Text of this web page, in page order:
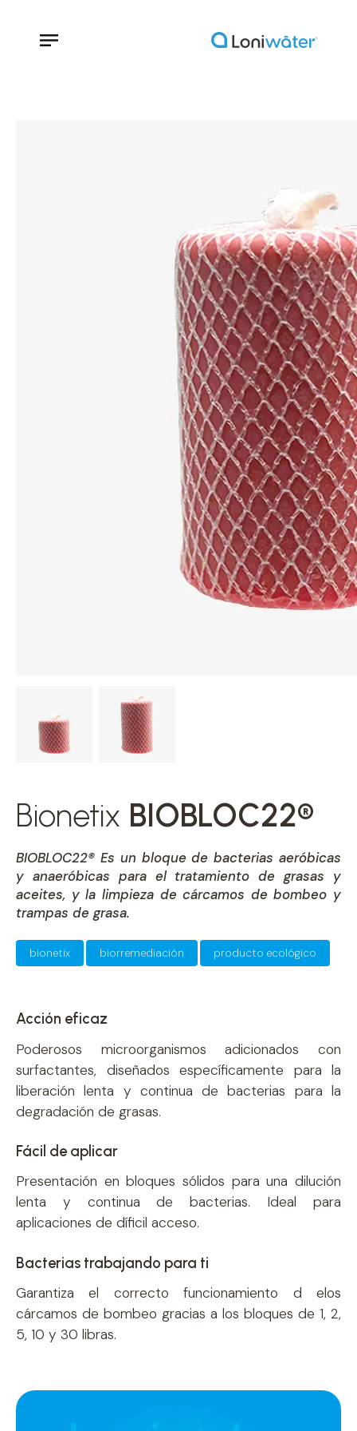
Bionetix BIOBLOC22®
BIOBLOC22® Es un bloque de bacterias aeróbicas
y anaeróbicas para el tratamiento de grasas y
aceites, y la limpieza de cárcamos de bombeo y
trampas de grasa.
bionetix biorremediación producto ecológico
Acción eficaz
Poderosos microorganismos adicionados con
surfactantes, diseñados específicamente para la
liberación lenta y continua de bacterias para la
degradación de grasas.
Fácil de aplicar
Presentación en bloques sólidos para una dilución
lenta y continua de bacterias. Ideal para
aplicaciones de díficil acceso.
Bacterias trabajando para ti
Garantiza el correcto funcionamiento d elos
cárcamos de bombeo gracias a los bloques de 1, 2,
5, 10 y 30 libras.